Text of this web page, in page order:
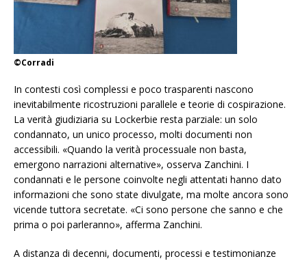
©Corradi
In contesti così complessi e poco trasparenti nascono
inevitabilmente ricostruzioni parallele e teorie di cospirazione.
La verità giudiziaria su Lockerbie resta parziale: un solo
condannato, un unico processo, molti documenti non
accessibili. «Quando la verità processuale non basta,
emergono narrazioni alternative», osserva Zanchini. I
condannati e le persone coinvolte negli attentati hanno dato
informazioni che sono state divulgate, ma molte ancora sono
vicende tuttora secretate. «Ci sono persone che sanno e che
prima o poi parleranno», afferma Zanchini.
A distanza di decenni, documenti, processi e testimonianze